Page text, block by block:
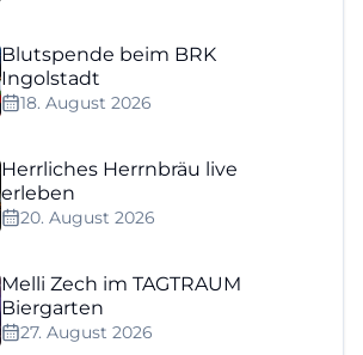
Blutspende beim BRK
Ingolstadt
18. August 2026
Herrliches Herrnbräu live
erleben
20. August 2026
Melli Zech im TAGTRAUM
Biergarten
27. August 2026